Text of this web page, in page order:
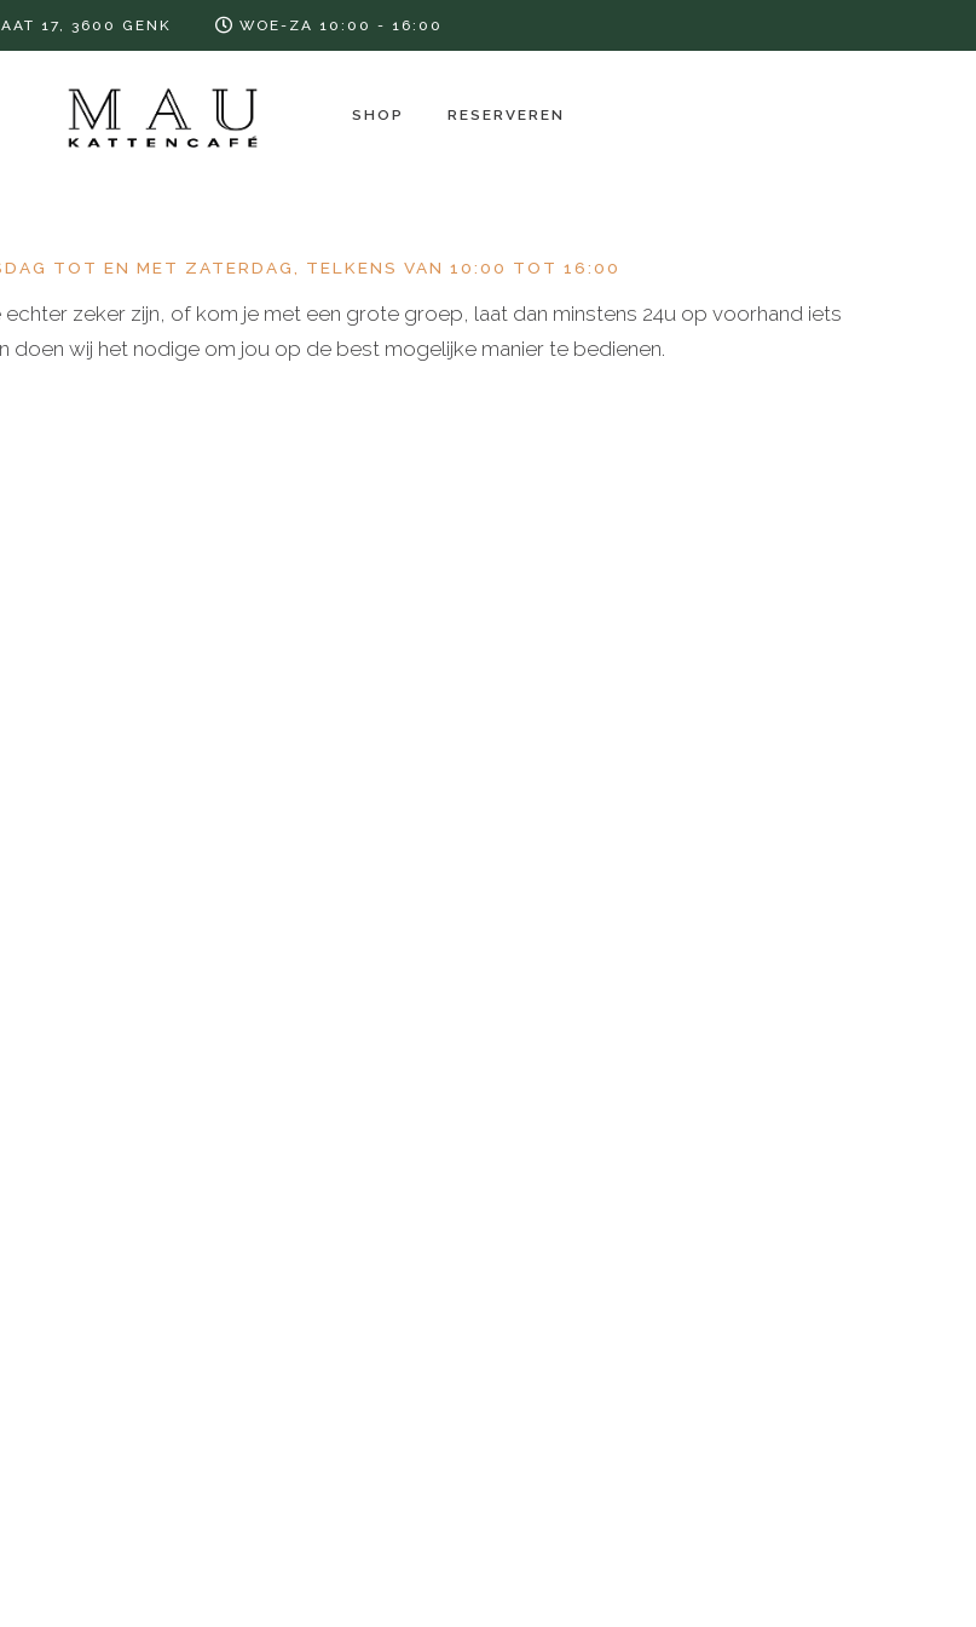
17, 3600 GENK WOE-ZA 10:00 - 16:00
SHOP RESERVEREN
TOT EN MET ZATERDAG, TELKENS VAN 10:00 TOT 16:00
zeker zijn, of kom je met een grote groep, laat dan minstens 24u op voorhand iets
doen wij het nodige om jou op de best mogelijke manier te bedienen.